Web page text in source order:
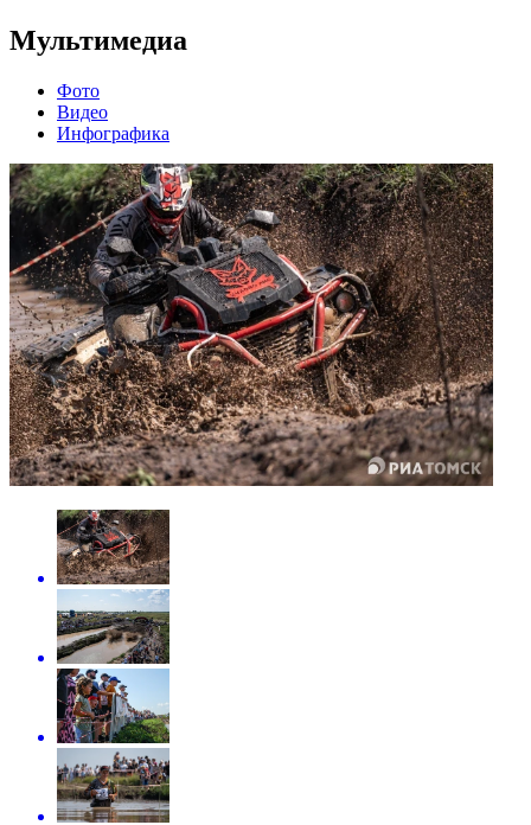
Мультимедиа
Фото
Видео
Инфографика